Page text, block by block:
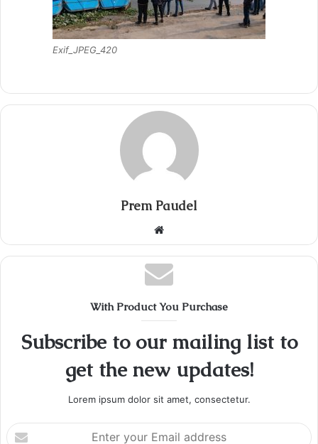
Exif_JPEG_420
Prem Paudel
Website
With Product You Purchase
Subscribe to our mailing list to
get the new updates!
Lorem ipsum dolor sit amet, consectetur.
Enter